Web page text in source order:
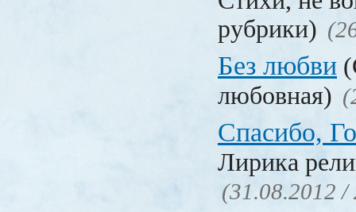
рубрики)
Без любви
любовная)
Спасибо,
Лирика
(31.08.2012 /